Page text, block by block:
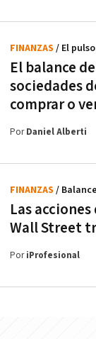
El balance
sociedades
comprar o
FINANZAS / El
PorDaniel Alberti
Las
Wall Street
FINANZAS /
PoriProfesional